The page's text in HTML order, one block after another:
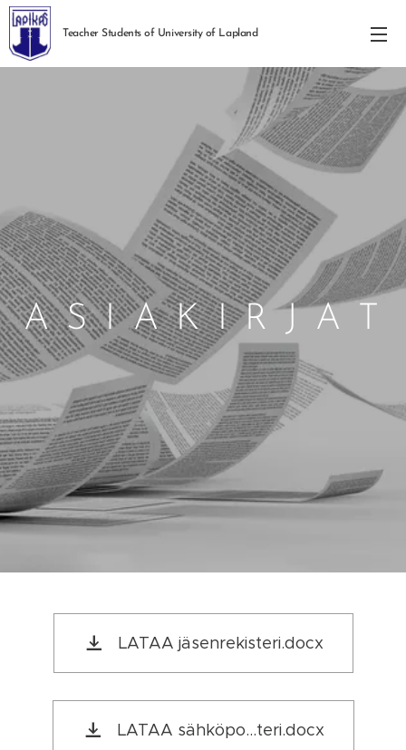
Teacher Students of University of Lapland
A S I A K I R J A T
LATAA jäsenrekisteri.docx
LATAA sähköpo...teri.docx